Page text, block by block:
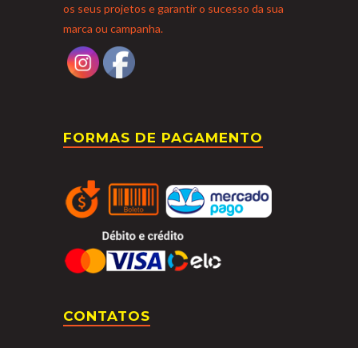
os seus projetos e garantir o sucesso da sua
marca ou campanha.
FORMAS DE PAGAMENTO
CONTATOS